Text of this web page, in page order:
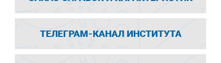
ТЕЛЕГРАМ-КАНАЛ ИНСТИТУТА